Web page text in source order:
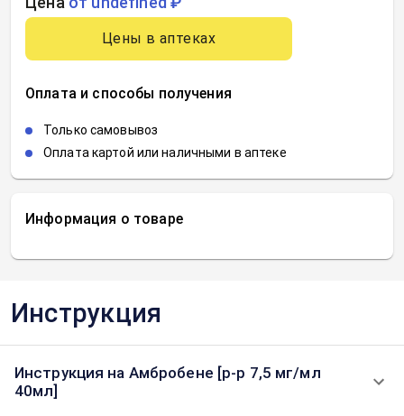
Информация о товаре
Цены в аптеках
Оплата и способы получения
Только самовывоз
Оплата картой или наличными в аптеке
Инструкция
Инструкция на Амбробене [р-р 7,5 мг/мл
40мл]